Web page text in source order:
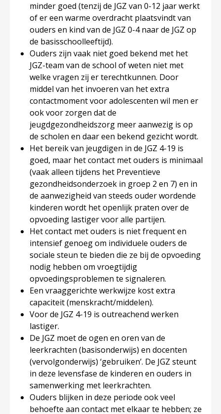
minder goed (tenzij de JGZ van 0-12 jaar werkt
of er een warme overdracht plaatsvindt van
ouders en kind van de JGZ 0-4 naar de JGZ op
de basisschoolleeftijd).
Ouders zijn vaak niet goed bekend met het
JGZ-team van de school of weten niet met
welke vragen zij er terechtkunnen. Door
middel van het invoeren van het extra
contactmoment voor adolescenten wil men er
ook voor zorgen dat de
jeugdgezondheidszorg meer aanwezig is op
de scholen en daar een bekend gezicht wordt.
Het bereik van jeugdigen in de JGZ 4-19 is
goed, maar het contact met ouders is minimaal
(vaak alleen tijdens het Preventieve
gezondheidsonderzoek in groep 2 en 7) en in
de aanwezigheid van steeds ouder wordende
kinderen wordt het openlijk praten over de
opvoeding lastiger voor alle partijen.
Het contact met ouders is niet frequent en
intensief genoeg om individuele ouders de
sociale steun te bieden die ze bij de opvoeding
nodig hebben om vroegtijdig
opvoedingsproblemen te signaleren.
Een vraaggerichte werkwijze kost extra
capaciteit (menskracht/middelen).
Voor de JGZ 4-19 is outreachend werken
lastiger.
De JGZ moet de ogen en oren van de
leerkrachten (basisonderwijs) en docenten
(vervolgonderwijs) ‘gebruiken’. De JGZ steunt
in deze levensfase de kinderen en ouders in
samenwerking met leerkrachten.
Ouders blijken in deze periode ook veel
behoefte aan contact met elkaar te hebben; ze